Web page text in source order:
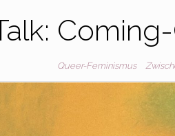
Queer-Feminismus